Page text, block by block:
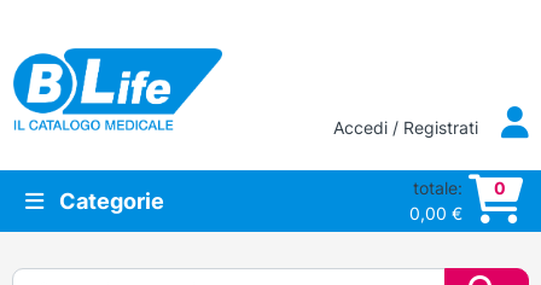
Vai al contenuto principale
Accedi / Registrati
Categorie
totale:
0,00 €
0
Cerca: